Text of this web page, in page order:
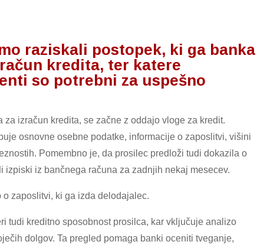
raziskali postopek, ki ga banka
kredita, ter katere
so potrebni za uspešno
izračun kredita, se začne z oddajo vloge za kredit.
osnovne osebne podatke, informacije o zaposlitvi, višini
Pomembno je, da prosilec predloži tudi dokazila o
iz bančnega računa za zadnjih nekaj mesecev.
zaposlitvi, ki ga izda delodajalec.
tudi kreditno sposobnost prosilca, kar vključuje analizo
dolgov. Ta pregled pomaga banki oceniti tveganje,